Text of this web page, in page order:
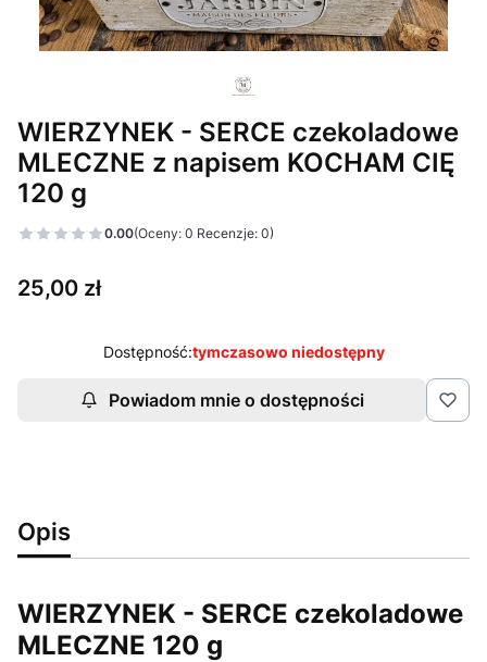
WIERZYNEK - SERCE czekoladowe
MLECZNE z napisem KOCHAM CIĘ
120 g
0.00(Oceny: 0 Recenzje: 0)
Cena
25,00 zł
Dostępność:tymczasowo niedostępny
Powiadom mnie o dostępności
Opis
WIERZYNEK - SERCE czekoladowe
MLECZNE 120 g